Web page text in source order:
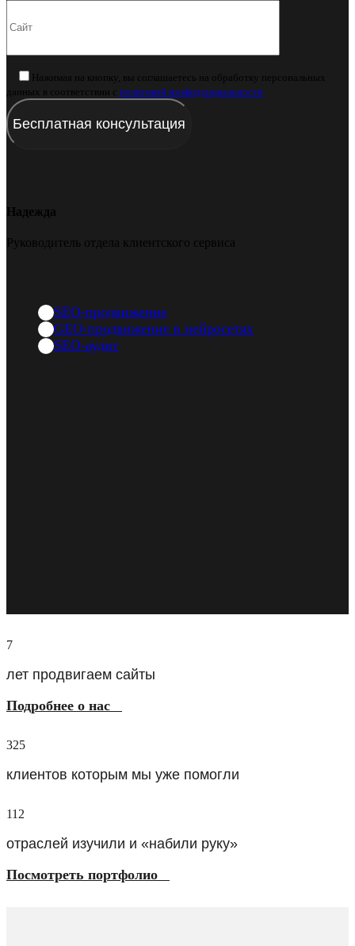
Нажимая на кнопку, вы соглашаетесь на обработку персональных
данных в соответствии с политикой конфиденциальности
Надежда
Руководитель отдела клиентского сервиса
SEO-продвижение
GEO-продвижение в нейросетях
SEO-аудит
7
лет продвигаем сайты
Подробнее о нас
325
клиентов которым мы уже помогли
112
отраслей изучили и «набили руку»
Посмотреть портфолио